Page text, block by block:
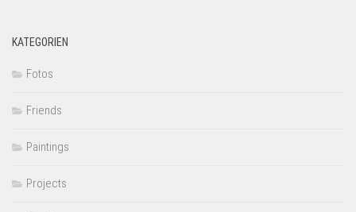
KATEGORIEN
Fotos
Friends
Paintings
Projects